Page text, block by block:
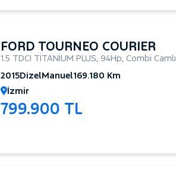
FORD TOURNEO COURIER
1.5 TDCI TİTANİUM PLUS, 94Hp, Combi Camlı
2015DizelManuel169.180 Km
İzmir
799.900 TL